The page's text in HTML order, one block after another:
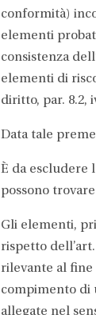
conformità)
elementi
consistenza
elementi di
diritto, par. 8.2,
Data tale
È da escludere
possono
Gli elementi,
rispetto
rilevante al fine
compimento di
allegate nel